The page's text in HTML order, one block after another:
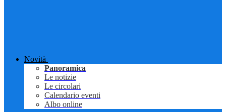
Novità
Panoramica
Le notizie
Le circolari
Calendario eventi
Albo online